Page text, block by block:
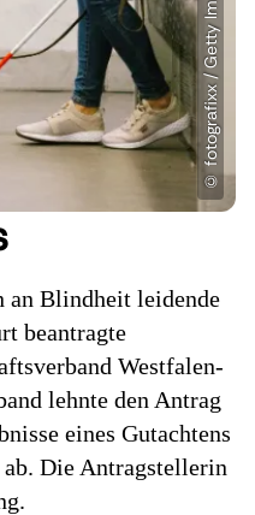
an Blindheit leidende
beantragte
Westfalen-
lehnte den Antrag
eines Gutachtens
Die Antragstellerin